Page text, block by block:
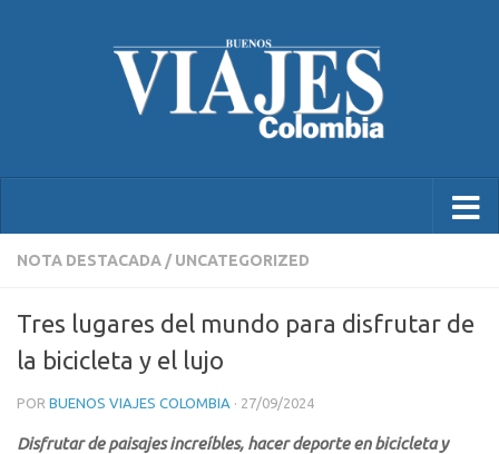
NOTA DESTACADA / UNCATEGORIZED
Tres lugares del mundo para disfrutar de
la bicicleta y el lujo
POR BUENOS VIAJES COLOMBIA · 27/09/2024
Disfrutar de paisajes increíbles, hacer deporte en bicicleta y